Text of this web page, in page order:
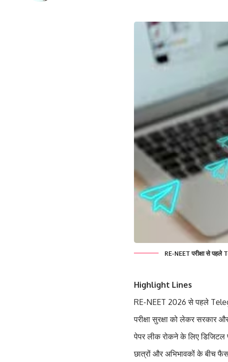
RE-NEET परीक्षा से पहले
Highlight Lines
RE-NEET 2026 से पहले
परीक्षा सुरक्षा को लेकर सरकार
पेपर लीक रोकने के लिए डिजिटल
छात्रों और अभिभावकों के बीच